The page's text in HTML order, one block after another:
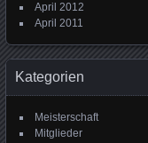
April 2012
April 2011
Kategorien
Meisterschaft
Mitglieder